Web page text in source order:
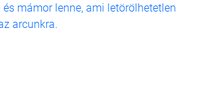
mámor lenne, ami letörölhetetlen
arcunkra.